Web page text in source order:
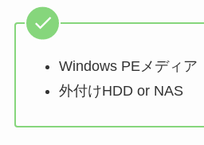
Windows PEメディア
外付けHDD or NAS